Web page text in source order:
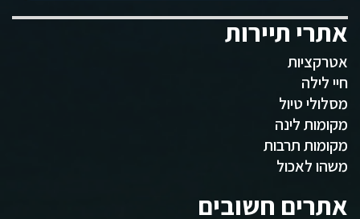
אתרי תיירות
אטרקציות
חיי לילה
מסלולי טיול
מקומות לינה
מקומות תרבות
משהו לאכול
אתרים חשובים